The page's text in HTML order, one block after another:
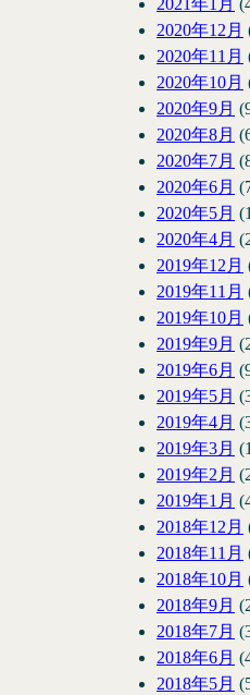
2021年1月
2020年12月
2020年11月
2020年10月
2020年9月
2020年8月
2020年7月
2020年6月
2020年5月
2020年4月
2019年12月
2019年11月
2019年10月
2019年9月
2019年6月
2019年5月
2019年4月
2019年3月
2019年2月
2019年1月
2018年12月
2018年11月
2018年10月
2018年9月
2018年7月
2018年6月
2018年5月